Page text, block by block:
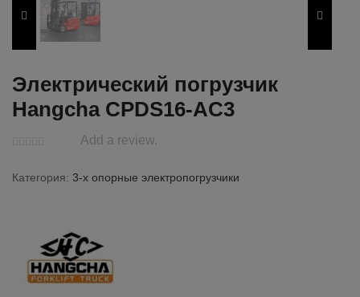
Электрический погрузчик
Hangcha CPDS16-AC3
Add a review.
Категория: 3-х опорные электропогрузчики